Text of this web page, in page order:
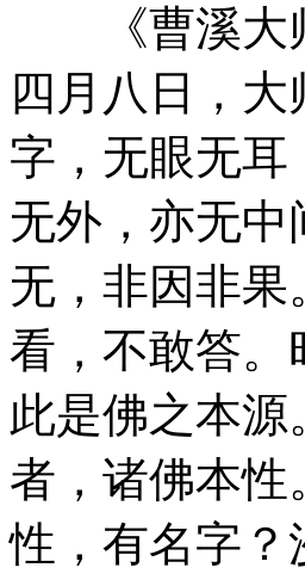
《曹溪大师
四月八日，
字，无眼无
无外，亦无
无，非因非
看，不敢答
此是佛之本
者，诸佛本
性，有名字？